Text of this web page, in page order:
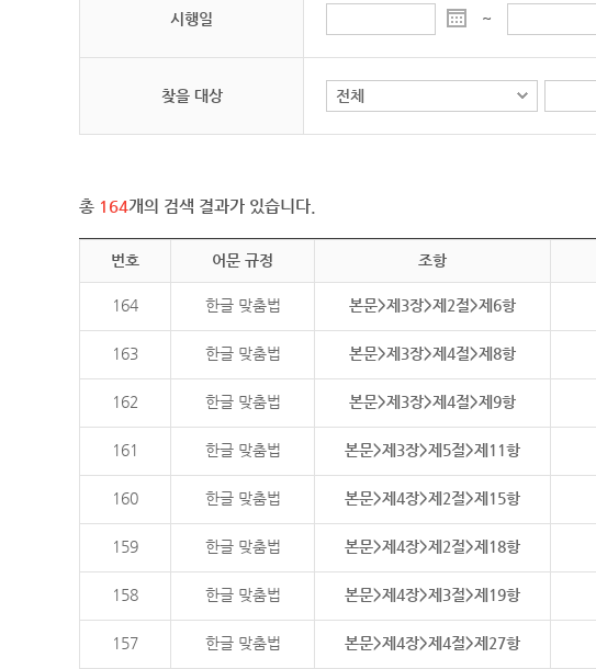
시행일 ~
찾을 대상
총 164개의 검색 결과가 있습니다.
번호 어문 규정 조항
164 한글 맞춤법 본문>제3장>제2절>제6항
163 한글 맞춤법 본문>제3장>제4절>제8항
162 한글 맞춤법 본문>제3장>제4절>제9항
161 한글 맞춤법 본문>제3장>제5절>제11항
160 한글 맞춤법 본문>제4장>제2절>제15항
159 한글 맞춤법 본문>제4장>제2절>제18항
158 한글 맞춤법 본문>제4장>제3절>제19항
157 한글 맞춤법 본문>제4장>제4절>제27항